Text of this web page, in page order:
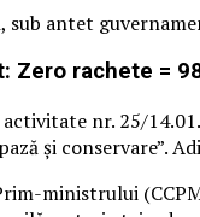
sub antet
Zero rachete =
nr. 25/
și conservare”.
ministrului